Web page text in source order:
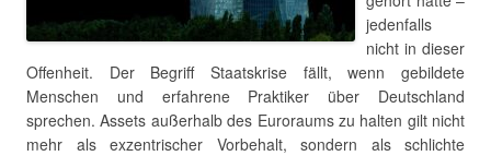
jedenfalls
nicht in dieser
Offenheit. Der Begriff Staatskrise fällt, wenn gebildete
Menschen und erfahrene Praktiker über Deutschland
sprechen. Assets außerhalb des Euroraums zu halten gilt nicht
mehr als exzentrischer Vorbehalt, sondern als schlichte